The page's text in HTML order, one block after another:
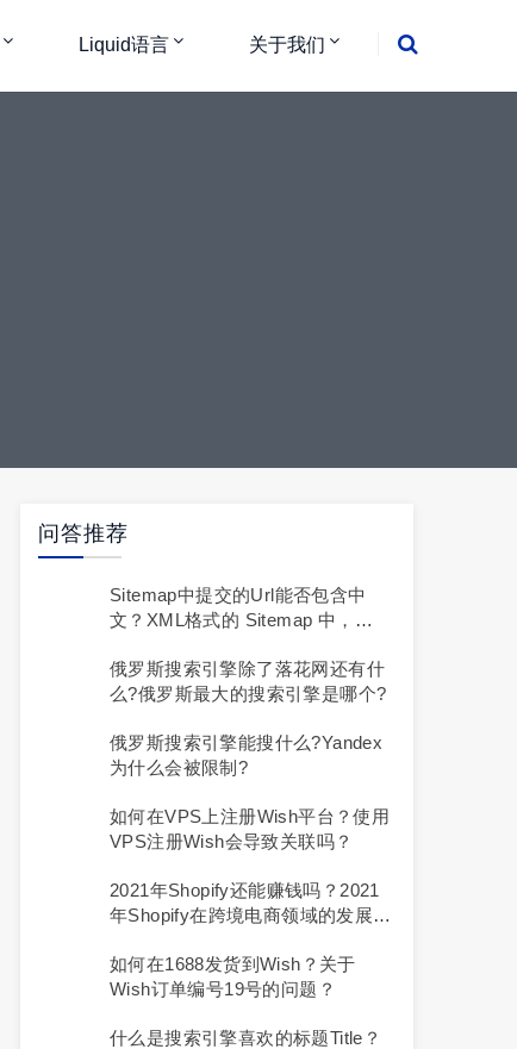
Liquid语言 关于我们
问答推荐
Sitemap中提交的url能否包含中
文？XML格式的 Sitemap 中，
索结果中的排名吗？
俄罗斯搜索引擎除了落花网还有什
么?俄罗斯最大的搜索引擎是哪个?
俄罗斯搜索引擎能搜什么?yandex
为什么会被限制?
如何在VPS上注册Wish平台？使用
VPS注册Wish会导致关联吗？
2021年Shopify还能赚钱吗？2021
年Shopify在跨境电商领域的发展如
如何在1688发货到Wish？关于
Wish订单编号19号的问题？
什么是搜索引擎喜欢的标题Title？